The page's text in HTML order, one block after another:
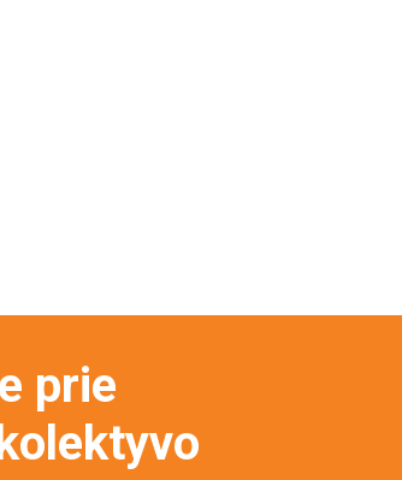
prie